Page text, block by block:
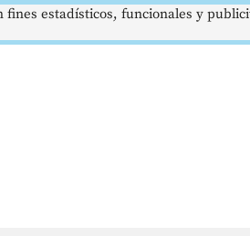
estadísticos, funcionales y